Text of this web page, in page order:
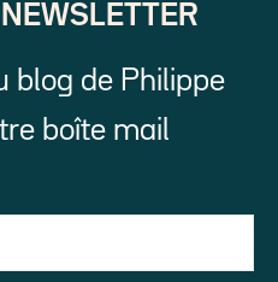
blog de Philippe
boîte mail